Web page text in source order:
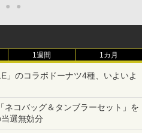
● ●
1週間 1カ月
」のコラボドーナツ4種、いよいよ
ネコバッグ＆タンブラーセット」を
選無効分